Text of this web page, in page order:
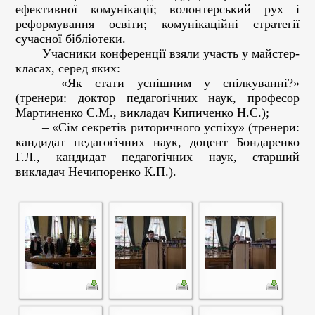
ефективної комунікації; волонтерський рух і
реформування освіти; комунікаційні стратегії
сучасної бібліотеки.
Учасники конференції взяли участь у майстер-
класах, серед яких:
–
«Як стати успішним у спілкуванні?»
(тренери: доктор педагогічних наук, професор
Мартиненко С.М., викладач Кипиченко Н.С.);
– «Сім секретів риторичного успіху» (тренери:
кандидат педагогічних наук, доцент Бондаренко
Г.Л., кандидат педагогічних наук, старший
викладач Нечипоренко К.П.).